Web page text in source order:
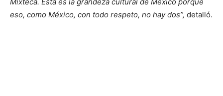
eso, como México, con todo respeto, no hay dos”, detalló.